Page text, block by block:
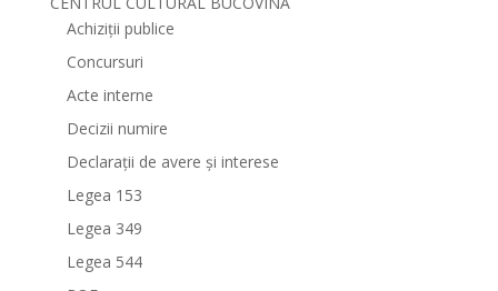
Achiziții publice
Concursuri
Acte interne
Decizii numire
Declarații de avere și interese
Legea 153
Legea 349
Legea 544